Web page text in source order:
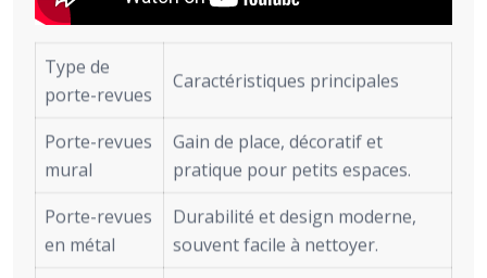
Type de
porte-revues
Caractéristiques principales
Porte-revues
mural
Gain de place, décoratif et
pratique pour petits espaces.
Porte-revues
en métal
Durabilité et design moderne,
souvent facile à nettoyer.